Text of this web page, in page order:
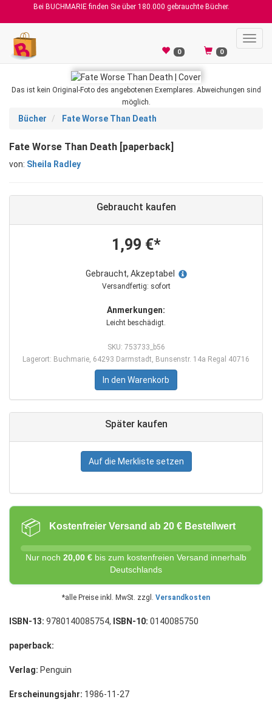
Bei BUCHMARIE finden Sie über 180.000 gebrauchte Bücher.
0 0
Das ist kein Original-Foto des angebotenen Exemplares. Abweichungen sind
möglich.
Bücher Fate Worse Than Death
Fate Worse Than Death [paperback]
von: Sheila Radley
Gebraucht kaufen
1,99 €*
Gebraucht, Akzeptabel
Versandfertig: sofort
Anmerkungen:
Leicht beschädigt.
SKU: 753733_b56
Lagerort: Buchmarie, 64293 Darmstadt, Bunsenstr. 14a Regal 40716
In den Warenkorb
Später kaufen
Auf die Merkliste setzen
📦 Kostenfreier Versand ab 20 € Bestellwert
Nur noch 20,00 € bis zum kostenfreien Versand innerhalb
Deutschlands
*alle Preise inkl. MwSt. zzgl. Versandkosten
ISBN-13: 9780140085754, ISBN-10: 0140085750
paperback:
Verlag: Penguin
Erscheinungsjahr: 1986-11-27